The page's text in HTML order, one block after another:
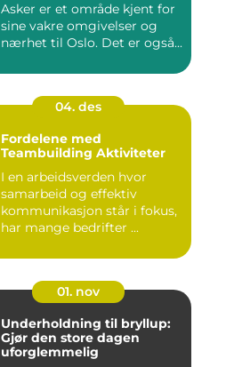
Asker er et område kjent for
sine vakre omgivelser og
nærhet til Oslo. Det er også...
04. des
Fordelene med
Teambuilding Aktiviteter
I en arbeidsverden hvor
samarbeid og effektiv
kommunikasjon står i fokus,
har mange bedrifter ...
01. nov
Underholdning til bryllup:
Gjør den store dagen
uforglemmelig